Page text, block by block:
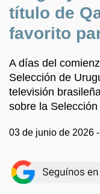
título de
favorito
A días del
Selección de
televisión
sobre la
03 de junio de 2026